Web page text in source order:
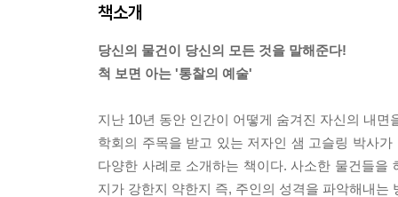
책소개
당신의 물건이 당신의 모든 것을 말해준다!
척 보면 아는 '통찰의 예술'
지난 10년 동안 인간이 어떻게 숨겨진 자신의 내
학회의 주목을 받고 있는 저자인 샘 고슬링 박사
다양한 사례로 소개하는 책이다. 사소한 물건들
지가 강한지 약한지 즉, 주인의 성격을 파악해내는